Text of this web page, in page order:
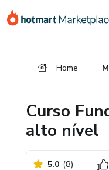
para
para
para
Home
Curso
alto nível
5.0 (8)